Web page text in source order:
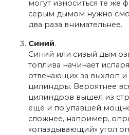
могут износиться те же
серым дымом нужно
два раза внимательнее.
Синий.
Синий или сизый дым
топлива начинает
отвечающих за выхлоп и
цилиндры. Вероятнее
цилиндров вышел из
ещё и по упавшей
сложнее, например,
«опаздывающий» угол